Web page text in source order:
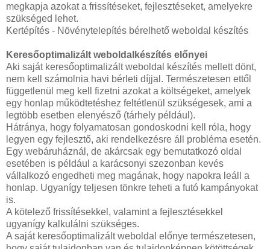
megkapja azokat a frissítéseket, fejlesztéseket, amelyekre
szükséged lehet.
Kertépítés - Növénytelepítés bérelhető weboldal készítés
Keresőoptimalizált weboldalkészítés előnyei
Aki saját keresőoptimalizált weboldal készítés mellett dönt,
nem kell számolnia havi bérleti díjjal. Természetesen ettől
függetlenül meg kell fizetni azokat a költségeket, amelyek
egy honlap működtetéshez feltétlenül szükségesek, ami a
legtöbb esetben elenyésző (tárhely például).
Hátránya, hogy folyamatosan gondoskodni kell róla, hogy
legyen egy fejlesztő, aki rendelkezésre áll probléma esetén.
Egy webáruháznál, de akárcsak egy bemutatkozó oldal
esetében is például a karácsonyi szezonban kevés
vállalkozó engedheti meg magának, hogy napokra leáll a
honlap. Ugyanígy teljesen tönkre teheti a futó kampányokat
is.
A kötelező frissítésekkel, valamint a fejlesztésekkel
ugyanígy kalkulálni szükséges.
A saját keresőoptimalizált weboldal előnye természetesen,